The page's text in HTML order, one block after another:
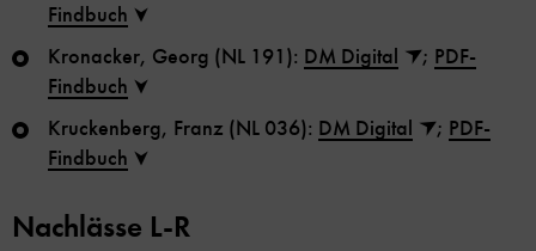
Findbuch
Kronacker, Georg (NL 191): DM Digital ; PDF-
Findbuch
Kruckenberg, Franz (NL 036): DM Digital ; PDF-
Findbuch
Nachlässe L-R